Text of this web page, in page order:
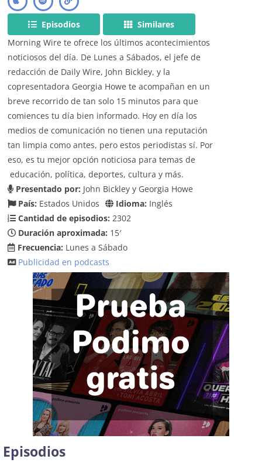
Episodios
Similares
Morning Wire te ofrece los últimos acontecimientos
noticiosos del día. De Lunes a Sábados, el jefe de
redacción de Daily Wire, John Bickley, y la
copresentadora Georgia Howe te acompañan en un
breve recorrido de tan solo 15 minutos para que
comiences tu día bien informado. Hoy en día los
medios de comunicación no tienen una reputación
tan limpia como antes, pero estos periodistas sí. Por
eso, es tu mejor opción noticiosa para temas de
educación, política, deportes, cultura y más.
Presentado por: John Bickley y Georgia Howe
País: Estados Unidos Idioma: Inglés
Cantidad de episodios: 2302
Duración aproximada: 15′
Frecuencia: Lunes a Sábado
Publicidad en podcasts
Episodios